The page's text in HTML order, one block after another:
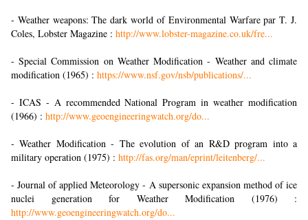
- Weather weapons: The dark world of Environmental Warfare par T. J.
Coles, Lobster Magazine : http://www.lobster-magazine.co.uk/fre...
- Special Commission on Weather Modification - Weather and climate
modification (1965) : https://www.nsf.gov/nsb/publications/...
- ICAS - A recommended National Program in weather modification
(1966) : http://www.geoengineeringwatch.org/do...
- Weather Modification - The evolution of an R&D program into a
military operation (1975) : http://fas.org/man/eprint/leitenberg/...
- Journal of applied Meteorology - A supersonic expansion method of ice
nuclei generation for Weather Modification (1976) :
http://www.geoengineeringwatch.org/do...